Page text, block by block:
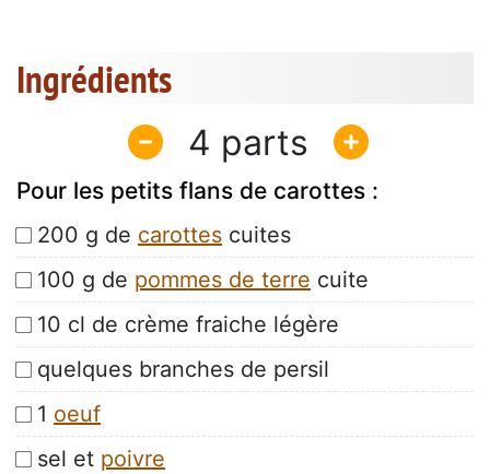
Ingrédients
4
Pour les petits flans de carottes :
200 g de carottes cuites
100 g de pommes de terre cuite
10 cl de crème fraiche légère
quelques branches de persil
1 oeuf
sel et poivre